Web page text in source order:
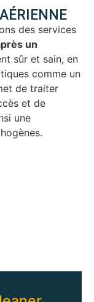
des services
un
sûr et sain, en
comme un
de traiter
et de
une